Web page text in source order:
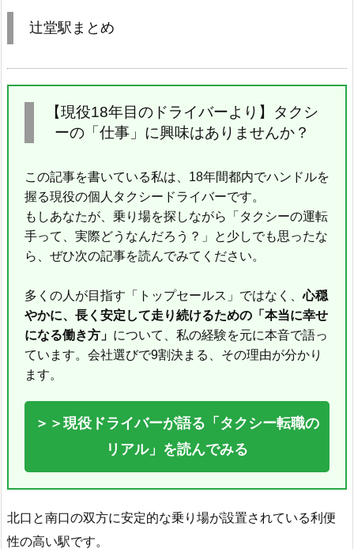
辻堂駅まとめ
【現役18年目のドライバーより】タクシ
ーの「仕事」に興味はありませんか？
この記事を書いている私は、18年間都内でハンドルを
握る現役の個人タクシードライバーです。
もしあなたが、乗り場を探しながら「タクシーの運転
手って、実際どうなんだろう？」と少しでも思ったな
ら、ぜひ次の記事を読んでみてください。
多くの人が目指す「トップセールス」ではなく、心穏
やかに、長く安定して走り続けるための「本当に幸せ
になる働き方」 について、私の経験を元に本音で語っ
ています。会社選びで9割決まる、その理由が分かり
ます。
＞＞現役ドライバーが語る「タクシー転職の
リアル」を読んでみる
北口と南口の双方に安定的な乗り場が設置されている利便
性の高い駅です。